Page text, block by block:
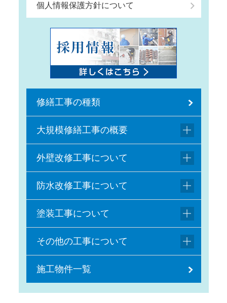
個人情報保護方針について
修繕工事の種類
大規模修繕工事の概要
外壁改修工事について
防水改修工事について
塗装工事について
その他の工事について
施工物件一覧